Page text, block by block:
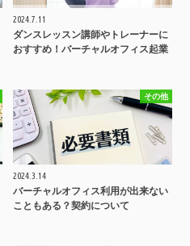
2024.7.11
ダンスレッスン講師やトレーナーに
おすすめ！バーチャルオフィス起業
その他
2024.3.14
バーチャルオフィス利用が出来ない
こともある？契約について